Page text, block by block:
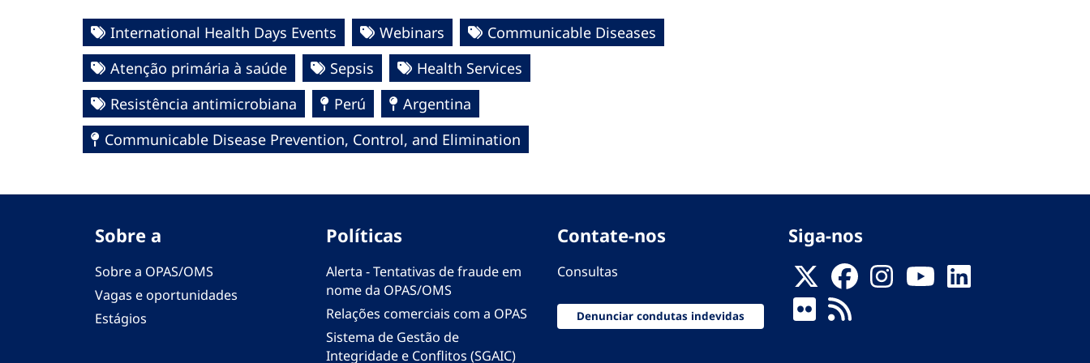
International Health Days Events Webinars
Communicable Diseases
Atenção primária à saúde
Sepsis
Health Services
Resistência antimicrobiana
Perú
Argentina
Communicable Disease Prevention, Control, and Elimination
Sobre a
Sobre a OPAS/OMS
Vagas e oportunidades
Estágios
Políticas
Alerta - Tentativas de fraude em
nome da OPAS/OMS
Relações comerciais com a OPAS
Sistema de Gestão de
Integridade e Conflitos (SGAIC)
Contate-nos
Consultas
Denunciar condutas indevidas
Siga-nos